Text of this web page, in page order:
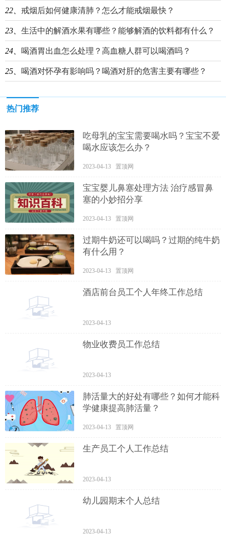
22、 戒烟后如何健康清肺？怎么才能戒烟最快？
23、 生活中的解酒水果有哪些？能够解酒的饮料都有什么？
24、 喝酒胃出血怎么处理？高血糖人群可以喝酒吗？
25、 喝酒对怀孕有影响吗？喝酒对肝的危害主要有哪些？
热门推荐
吃母乳的宝宝需要喝水吗？宝宝不爱
喝水应该怎么办？
2023-04-13 置顶网
宝宝婴儿鼻塞处理方法 治疗感冒鼻
塞的小妙招分享
2023-04-13 置顶网
过期牛奶还可以喝吗？过期的纯牛奶
有什么用？
2023-04-13 置顶网
酒店前台员工个人年终工作总结
2023-04-13
物业收费员工作总结
2023-04-13
肺活量大的好处有哪些？如何才能科
学健康提高肺活量？
2023-04-13 置顶网
生产员工个人工作总结
2023-04-13
幼儿园期末个人总结
2023-04-13